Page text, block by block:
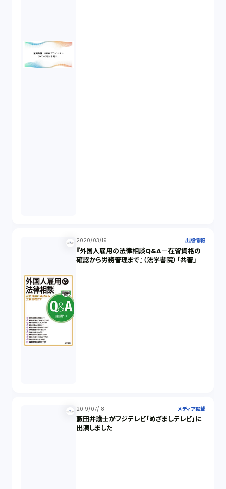
2020/03/19 出版情報
『外国人雇用の法律相談Q&A―在留資格の
確認から労務管理まで』（法学書院）「共著」
2019/07/18 メディア掲載
藪田弁護士がフジテレビ「めざましテレビ」に
出演しました